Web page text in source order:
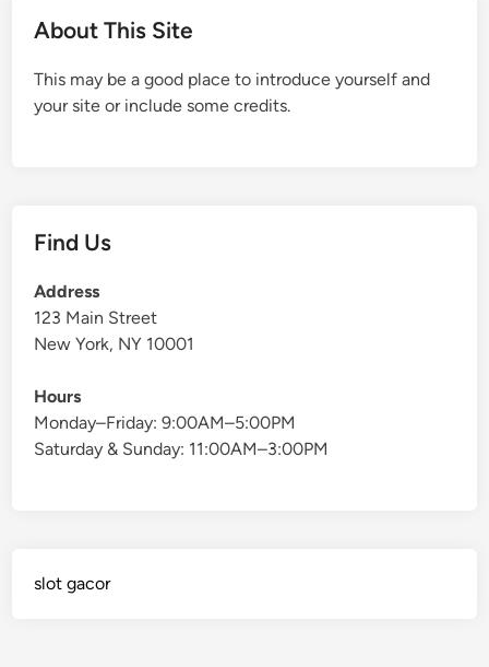
About This Site
This may be a good place to introduce yourself and
your site or include some credits.
Find Us
Address
123 Main Street
New York, NY 10001
Hours
Monday–Friday: 9:00AM–5:00PM
Saturday & Sunday: 11:00AM–3:00PM
slot gacor